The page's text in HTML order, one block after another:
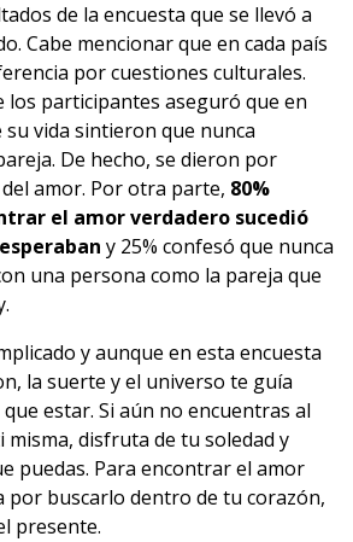
de la encuesta que se llevó a
Cabe mencionar que en cada país
por cuestiones culturales.
los participantes aseguró que en
vida sintieron que nunca
De hecho, se dieron por
amor. Por otra parte, 80%
el amor verdadero sucedió
y 25% confesó que nunca
una persona como la pareja que
y aunque en esta encuesta
la suerte y el universo te guía
estar. Si aún no encuentras al
misma, disfruta de tu soledad y
puedas. Para encontrar el amor
por buscarlo dentro de tu corazón,
presente.